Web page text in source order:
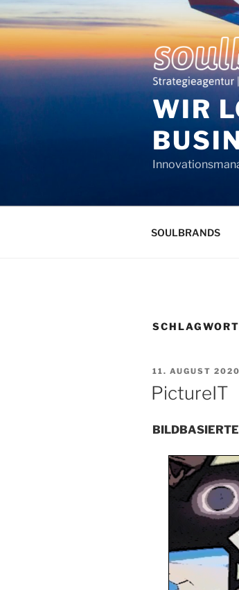
Zum
Inhalt
springen
WIR
SOULBRANDS
VERÖFFENTLICHT
AM
11. AUGUST 2020
PictureIT